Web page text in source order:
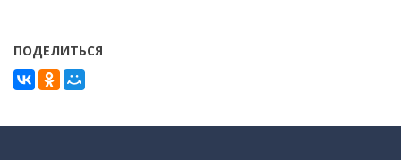
ПОДЕЛИТЬСЯ